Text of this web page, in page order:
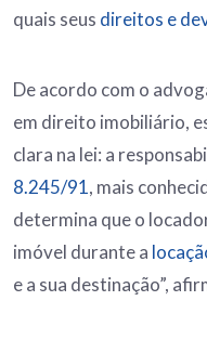
quais seus direitos e
De acordo com o
em direito imobiliário,
clara na lei: a
8.245/91, mais
determina que o
imóvel durante a
e a sua destinação”,